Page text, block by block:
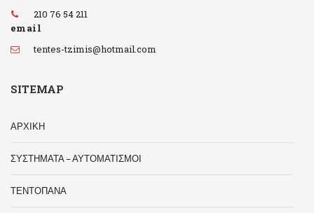
210 76 54 211
email
tentes-tzimis@hotmail.com
SITEMAP
ΑΡΧΙΚΗ
ΣΥΣΤΗΜΑΤΑ – ΑΥΤΟΜΑΤΙΣΜΟΙ
ΤΕΝΤΟΠΑΝΑ